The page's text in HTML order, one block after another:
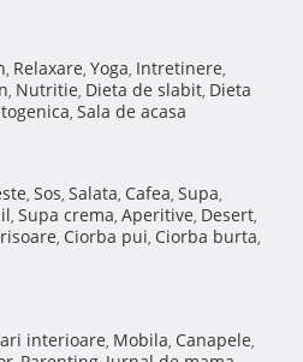
, Relaxare, Yoga, Intretinere,
, Nutritie, Dieta de slabit, Dieta
, Sala de acasa
, Sos, Salata, Cafea, Supa,
, Supa crema, Aperitive, Desert,
, Ciorba pui, Ciorba burta,
interioare, Mobila, Canapele,